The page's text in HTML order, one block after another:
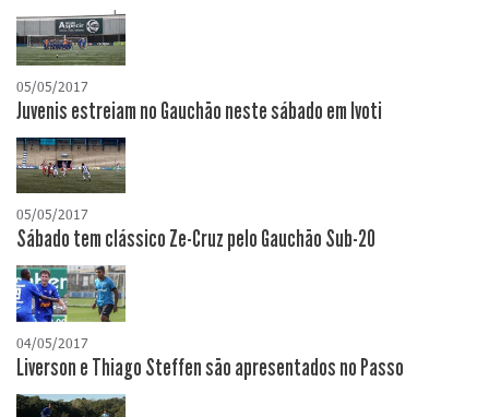
05/05/2017
Juvenis estreiam no Gauchão neste sábado em Ivoti
05/05/2017
Sábado tem clássico Ze-Cruz pelo Gauchão Sub-20
04/05/2017
Liverson e Thiago Steffen são apresentados no Passo